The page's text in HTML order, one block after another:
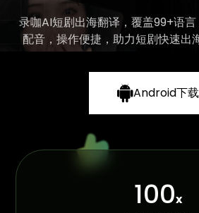
录咖AI短剧出海翻译，覆盖99+语
配音，操作便捷，助力短剧快速出
Android下载
100x